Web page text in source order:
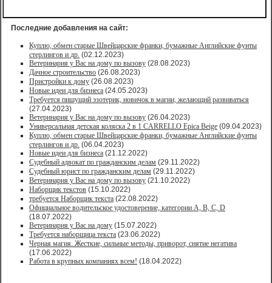
Последние добавления на сайт:
Куплю, обмен старые Швейцарские франки, бумажные Английские фунты
стерлингов и др. (02.12.2023)
Ветеринария у Вас на дому по вызову (28.08.2023)
Дачное строительство (26.08.2023)
Пристройки к дому (26.08.2023)
Новые идеи для бизнеса (24.05.2023)
Требуется пишущий эзотерик, новичок в магии, желающий развиваться
(27.04.2023)
Ветеринария у Вас на дому по вызову (26.04.2023)
Универсальная детская коляска 2 в 1 CARRELLO Epica Beige (09.04.2023)
Куплю, обмен старые Швейцарские франки, бумажные Английские фунты
стерлингов и др. (06.04.2023)
Новые идеи для бизнеса (21.12.2022)
Судебный адвокат по гражданским делам (29.11.2022)
Судебный юрист по гражданским делам (29.11.2022)
Ветеринария у Вас на дому по вызову (21.10.2022)
Наборщик текстов (15.10.2022)
требуется Наборщик текста (22.08.2022)
Официальное водительское удостоверение, категории A, B, C, D
(18.07.2022)
Ветеринария у Вас на дому (15.07.2022)
Требуется наборщица текста (23.06.2022)
Черная магия. Жесткие, сильные методы, приворот, снятие негатива
(17.06.2022)
Работа в крупных компаниях всем! (18.04.2022)